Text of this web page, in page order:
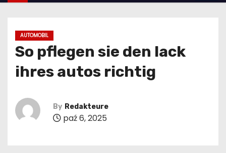
AUTOMOBIL
So pflegen sie den lack
ihres autos richtig
By Redakteure
paź 6, 2025